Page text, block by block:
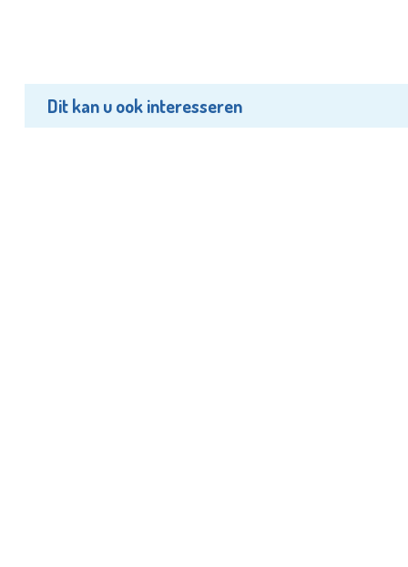
Dit kan u ook interesseren